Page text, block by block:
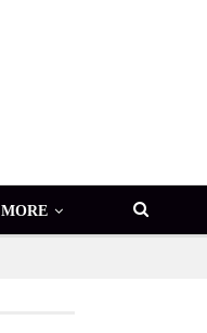
MORE